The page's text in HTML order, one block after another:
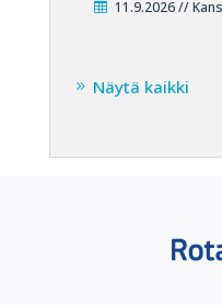
11.9.2026 //
Näytä kaikki